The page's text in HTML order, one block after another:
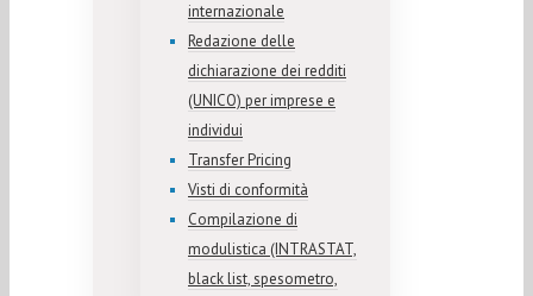
internazionale
Redazione delle
dichiarazione dei redditi
(UNICO) per imprese e
individui
Transfer Pricing
Visti di conformità
Compilazione di
modulistica (INTRASTAT,
black list, spesometro,